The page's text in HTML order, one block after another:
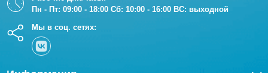
Пн - Пт: 09:00 - 18:00 Сб: 10:00 - 16:00 ВС: выходной
Мы в соц. сетях: